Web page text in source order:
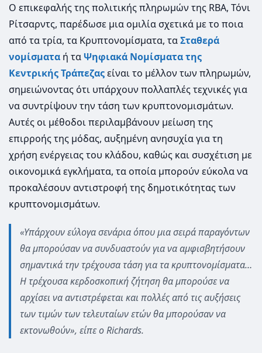
Ο επικεφαλής της πολιτικής πληρωμών της RBA, Τόνι
Ρίτσαρντς, παρέδωσε μια ομιλία σχετικά με το ποια
από τα τρία, τα Κρυπτονομίσματα, ταΣταθερά
νομίσματα ή ταΨηφιακά Νομίσματα της
Κεντρικής Τράπεζαςείναι το μέλλον των πληρωμών,
σημειώνοντας ότι υπάρχουν πολλαπλές τεχνικές για
να συντρίψουν την τάση των κρυπτονομισμάτων.
Αυτές οι μέθοδοι περιλαμβάνουν μείωση της
επιρροής της μόδας, αυξημένη ανησυχία για τη
χρήση ενέργειας του κλάδου, καθώς και συσχέτιση με
οικονομικά εγκλήματα, τα οποία μπορούν εύκολα να
προκαλέσουν αντιστροφή της δημοτικότητας των
κρυπτονομισμάτων.
«Υπάρχουν εύλογα σενάρια όπου μια σειρά παραγόντων
θα μπορούσαν να συνδυαστούν για να αμφισβητήσουν
σημαντικά την τρέχουσα τάση για τα κρυπτονομίσματα…
Η τρέχουσα κερδοσκοπική ζήτηση θα μπορούσε να
αρχίσει να αντιστρέφεται και πολλές από τις αυξήσεις
των τιμών των τελευταίων ετών θα μπορούσαν να
εκτονωθούν», είπε ο Richards.